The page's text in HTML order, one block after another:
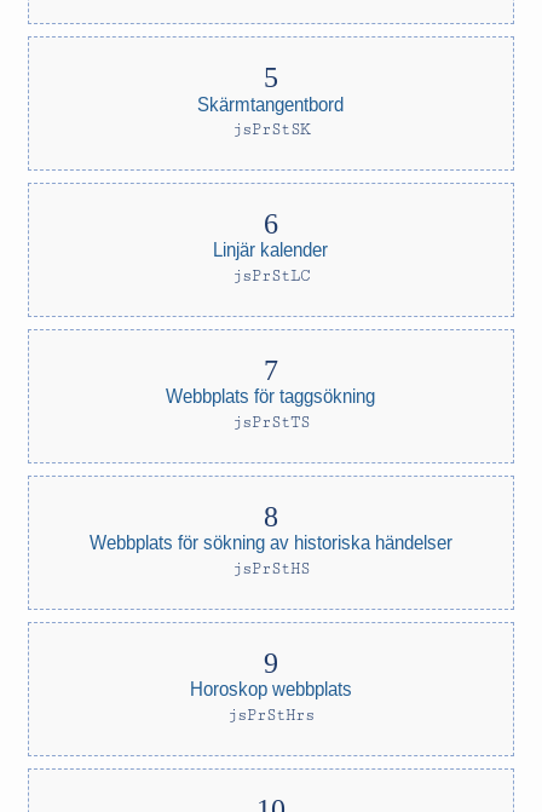
Skärmtangentbord
jsPrStSK
Linjär kalender
jsPrStLC
Webbplats för taggsökning
jsPrStTS
Webbplats för sökning av historiska händelser
jsPrStHS
Horoskop webbplats
jsPrStHrs